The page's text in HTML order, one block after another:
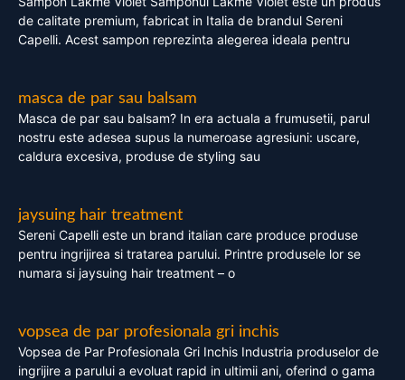
de calitate premium, fabricat in Italia de brandul Sereni
Capelli. Acest sampon reprezinta alegerea ideala pentru
masca de par sau balsam
Masca de par sau balsam? In era actuala a frumusetii, parul
nostru este adesea supus la numeroase agresiuni: uscare,
caldura excesiva, produse de styling sau
jaysuing hair treatment
Sereni Capelli este un brand italian care produce produse
pentru ingrijirea si tratarea parului. Printre produsele lor se
numara si jaysuing hair treatment – o
vopsea de par profesionala gri inchis
Vopsea de Par Profesionala Gri Inchis Industria produselor de
ingrijire a parului a evoluat rapid in ultimii ani, oferind o gama